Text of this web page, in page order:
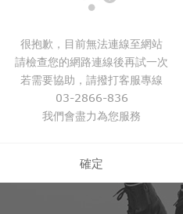
很抱歉，目前無法連線至網站
請檢查您的網路連線後再試一次
若需要協助，請撥打客服專線
03-2866-836
我們會盡力為您服務
確定